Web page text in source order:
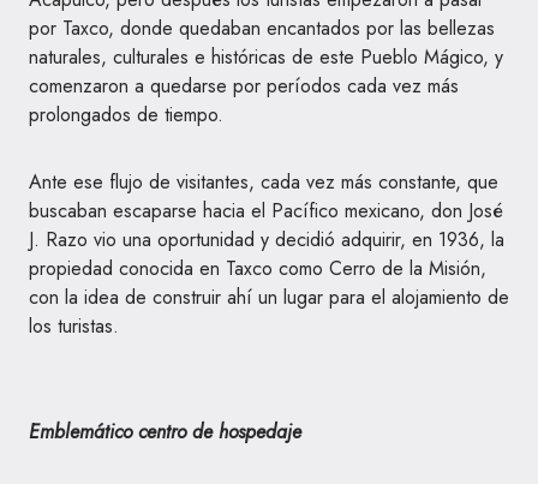
por Taxco, donde quedaban encantados por las bellezas
naturales, culturales e históricas de este Pueblo Mágico, y
comenzaron a quedarse por períodos cada vez más
prolongados de tiempo.
Ante ese flujo de visitantes, cada vez más constante, que
buscaban escaparse hacia el Pacífico mexicano, don José
J. Razo vio una oportunidad y decidió adquirir, en 1936, la
propiedad conocida en Taxco como Cerro de la Misión,
con la idea de construir ahí un lugar para el alojamiento de
los turistas.
Emblemático centro de hospedaje